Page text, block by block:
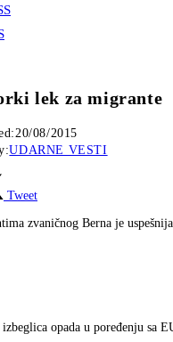
lek za migrante
20/08/2015
UDARNE VESTI
Tweet
zvaničnog Berna je
opada u poređenju sa